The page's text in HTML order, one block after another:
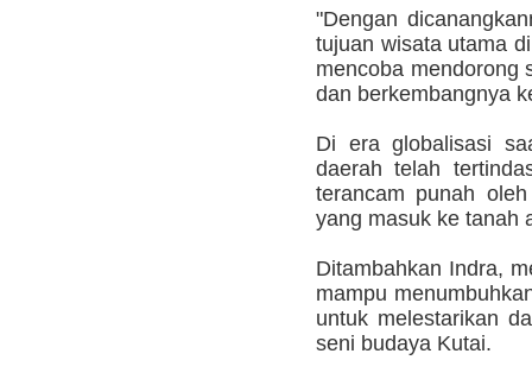
"Dengan
tujuan wisata utama
mencoba mendorong
dan berkembangnya
Di era globalisasi
daerah telah
terancam punah
yang masuk ke tanah
Ditambahkan Indra,
mampu
untuk melestarikan
seni budaya Kutai.